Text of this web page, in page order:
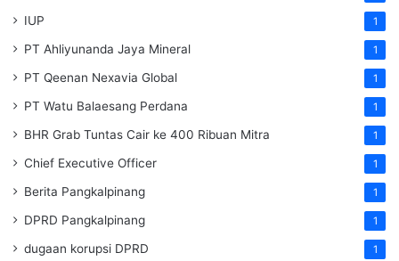
IUP 1
PT Ahliyunanda Jaya Mineral 1
PT Qeenan Nexavia Global 1
PT Watu Balaesang Perdana 1
BHR Grab Tuntas Cair ke 400 Ribuan Mitra 1
Chief Executive Officer 1
Berita Pangkalpinang 1
DPRD Pangkalpinang 1
dugaan korupsi DPRD 1